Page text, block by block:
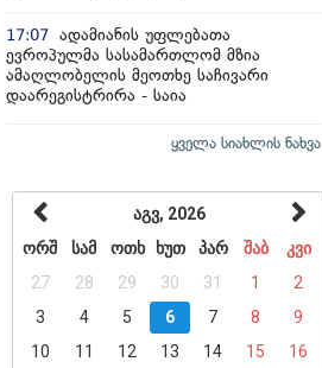
17:07 ადამიანის უფლებათა
ევროპულმა სასამართლომ მზია
ამაღლობელის მეოთხე საჩივარი
დაარეგისტრირა - საია
ყველა სიახლის ნახვა
აგვ, 2026
ორშ
სამ ოთხ ხუთ პარ შაბ
კვი
27
28 29 30 31 1
2
3
4 5 6 7 8
9
10
11 12 13 14 15
16